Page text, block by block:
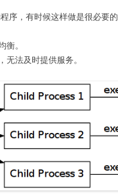
序，有时候这样做是很必要的
。
法及时提供服务。